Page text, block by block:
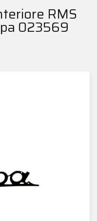
RMS
023569